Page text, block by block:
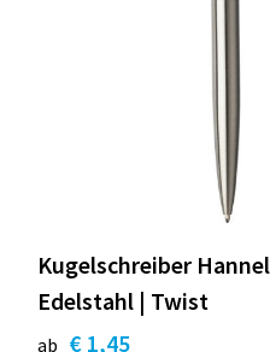
Kugelschreiber
Edelstahl | Twist
ab € 1,45